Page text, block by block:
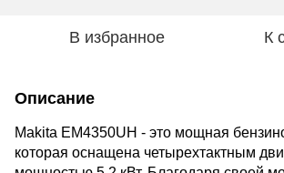
В избранное К
Описание
Makita EM4350UH - это мощная
которая оснащена четырехтактным